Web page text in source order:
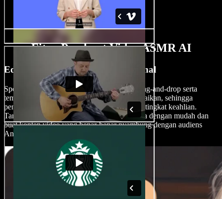
Fitur Pembuat Video ASMR AI
Edit Video ASMR Seperti Profesional
Speechify Studio menawarkan antarmuka drag-and-drop serta
template, efek, dan transisi yang dapat disesuaikan, sehingga
pengalaman editing jadi mudah untuk semua tingkat keahlian.
Tambahkan sentuhan kreatif pada video Anda dengan mudah dan
buat konten video yang benar-benar nyambung dengan audiens
Anda.